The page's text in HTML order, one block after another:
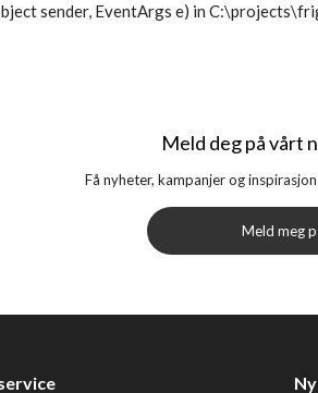
sender, EventArgs e) in
Meld deg på vårt
Få nyheter, kampanjer og
Meld meg